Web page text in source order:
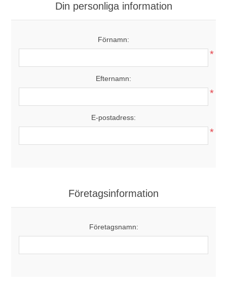
Din personliga information
Förnamn:
*
Efternamn:
*
E-postadress:
*
Företagsinformation
Företagsnamn: